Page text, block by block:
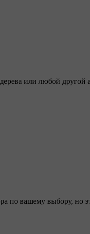
или любой другой
по вашему выбору, но